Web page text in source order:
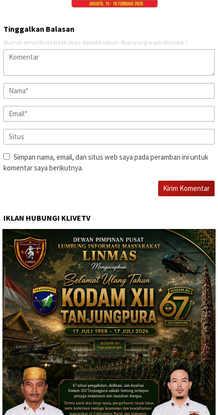
Tinggalkan Balasan
Alamat email Anda tidak akan dipublikasikan. Ruas yang wajib ditandai *
Simpan nama, email, dan situs web saya pada peramban ini untuk
komentar saya berikutnya.
IKLAN HUBUNGI KLIVETV